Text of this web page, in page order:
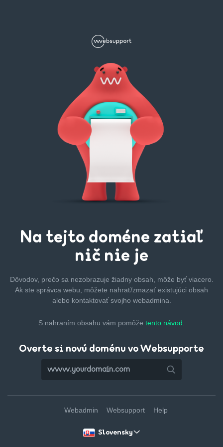
Na tejto doméne zatiaľ
nič nie je
Dôvodov, prečo sa nezobrazuje žiadny obsah, môže byťviacero.
Ak ste správca webu, môžete nahrať/zmazaťexistujúci obsah
alebo kontaktovať svojho webadmina.
S nahraním obsahu vám pomôže tento návod.
Overte si novú doménu vo Websupporte
Slovensky
Webadmin Websupport Help